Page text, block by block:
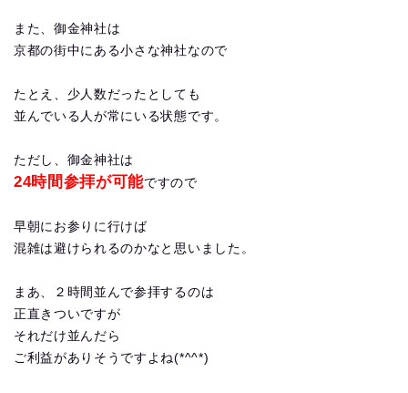
また、御金神社は
京都の街中にある小さな神社なので
たとえ、少人数だったとしても
並んでいる人が常にいる状態です。
ただし、御金神社は
24時間参拝が可能ですので
早朝にお参りに行けば
混雑は避けられるのかなと思いました。
まあ、２時間並んで参拝するのは
正直きついですが
それだけ並んだら
ご利益がありそうですよね(*^^*)